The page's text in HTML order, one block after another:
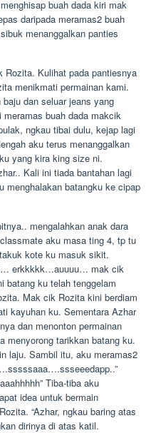
buah dada kiri mak
daripada meramas2 buah
menanggalkan panties
Kulihat pada pantiesnya
menikmati permainan kami.
dan seluar jeans yang
buah dada makcik
ngkau tibai dulu, kejap lagi
aku terus menanggalkan
yang kira king size ni.
Kali ini tiada bantahan lagi
menghalakan batangku ke cipap
mengalahkan anak dara
aku masa ting 4, tp tu
kote ku masuk sikit.
erkkkkk…auuuu… mak cik
batang ku telah tenggelam
Mak cik Rozita kini berdiam
kayuhan ku. Sementara Azhar
dan menonton permainan
menyorong tarikkan batang ku.
laju. Sambil itu, aku meramas2
Tiba-tiba aku
idea untuk bermain
“Azhar, ngkau baring atas
dirinya di atas katil.